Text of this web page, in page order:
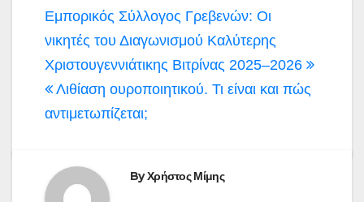
Πλοήγηση
άρθρων
Εμπορικός Σύλλογος Γρεβενών: Οι
νικητές του Διαγωνισμού Καλύτερης
Χριστουγεννιάτικης Βιτρίνας 2025–2026
Λιθίαση ουροποιητικού. Τι είναι και πώς
αντιμετωπίζεται;
ByΧρήστος Μίμης